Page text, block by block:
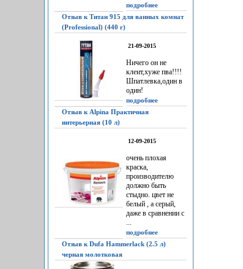
подробнее
Отзыв к Титан 915 для ванных комнат
(Professional) (440 г)
21-09-2015
Ничего он не
клеит,хуже пва!!!!
Шпатлевка,один в
один!
подробнее
Отзыв к Alpina Практичная
интерьерная (10 л)
12-09-2015
очень плохая
краска,
производителю
должно быть
стыдно. цвет не
белый , а серый,
даже в сравнении с
...
подробнее
Отзыв к Dufa Hammerlack (2.5 л)
черная молотковая